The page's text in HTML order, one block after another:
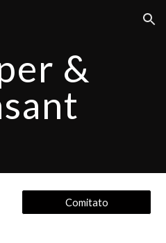
Skip to navigation
&
Comitato